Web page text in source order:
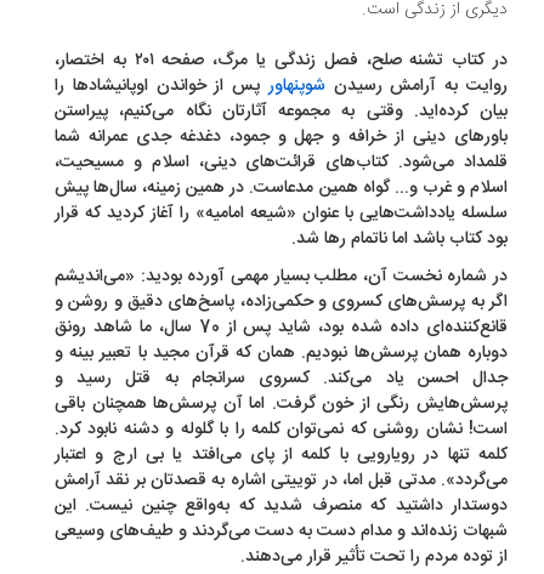
از زندگی است.
در کتاب تشنه صلح، فصل زندگی یا مرگ، صفحه ٢٠١ به اختصار،
به آرامش رسیدنشوپنهاورپس از خواندن اوپانیشادها را
کرده‌اید. وقتی به مجموعه آثارتان نگاه می‌کنیم، پیراستن
دینی از خرافه و جهل و جمود، دغدغه جدی عمرانه شما
می‌شود. کتاب‌های قرائت‌های دینی، اسلام و مسیحیت،
و غرب و... گواه همین مدعاست. در همین زمینه، سال‌ها پیش
یادداشت‌هایی با عنوان «شیعه امامیه» را آغاز کردید که قرار
کتاب باشد اما ناتمام رها شد.
شماره نخست آن، مطلب بسیار مهمی آورده بودید: «می‌اندیشم
به پرسش‌های کسروی و حکمی‌زاده، پاسخ‌های دقیق و روشن و
قانع‌کننده‌ای داده شده بود، شاید پس از 70 سال، ما شاهد رونق
همان پرسش‌ها نبودیم. همان که قرآن مجید با تعبیر بینه و
احسن یاد می‌کند. کسروی سرانجام به قتل رسید و
رنگی از خون گرفت. اما آن پرسش‌ها همچنان باقی
نشان روشنی که نمی‌توان کلمه را با گلوله و دشنه نابود کرد.
تنها در رویارویی با کلمه از پای می‌افتد یا بی ارج و اعتبار
مدتی قبل اما، در توییتی اشاره به قصدتان بر نقد آرامش
داشتید که منصرف شدید که به‌واقع چنین نیست. این
زنده‌اند و مدام دست به دست می‌گردند و طیف‌های وسیعی
توده مردم را تحت تأثیر قرار می‌دهند.